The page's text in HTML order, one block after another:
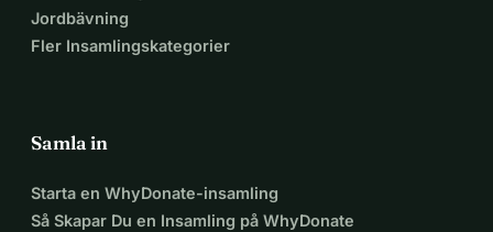
Jordbävning
Fler Insamlingskategorier
Samla in
Starta en WhyDonate-insamling
Så Skapar Du en Insamling på WhyDonate